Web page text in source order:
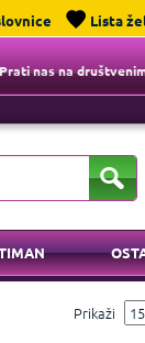
Lista
Prati nas na
Prikaži